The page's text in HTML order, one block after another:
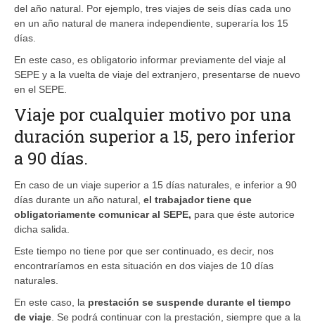
del año natural. Por ejemplo, tres viajes de seis días cada uno
en un año natural de manera independiente, superaría los 15
días.
En este caso, es obligatorio informar previamente del viaje al
SEPE y a la vuelta de viaje del extranjero, presentarse de nuevo
en el SEPE.
Viaje por cualquier motivo por una
duración superior a 15, pero inferior
a 90 días.
En caso de un viaje superior a 15 días naturales, e inferior a 90
días durante un año natural, el trabajador tiene que
obligatoriamente comunicar al SEPE, para que éste autorice
dicha salida.
Este tiempo no tiene por que ser continuado, es decir, nos
encontraríamos en esta situación en dos viajes de 10 días
naturales.
En este caso, la prestación se suspende durante el tiempo
de viaje . Se podrá continuar con la prestación, siempre que a la